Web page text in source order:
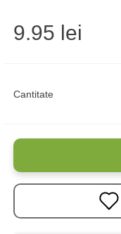
Cantitate
9.95 lei